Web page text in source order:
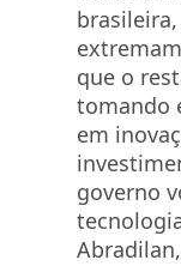
que o
tomando
em
governo